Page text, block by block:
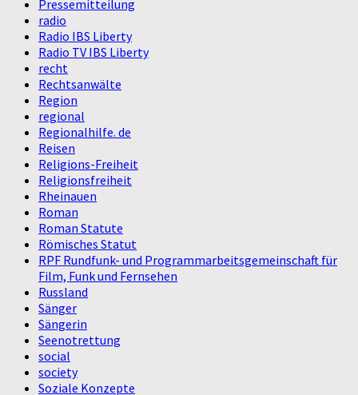
Pressemitteilung
radio
Radio IBS Liberty
Radio TV IBS Liberty
recht
Rechtsanwälte
Region
regional
Regionalhilfe. de
Reisen
Religions-Freiheit
Religionsfreiheit
Rheinauen
Roman
Roman Statute
Römisches Statut
RPF Rundfunk- und Programmarbeitsgemeinschaft für
Film, Funk und Fernsehen
Russland
Sänger
Sängerin
Seenotrettung
social
society
Soziale Konzepte